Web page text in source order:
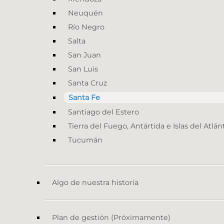
Neuquén
Río Negro
Salta
San Juan
San Luis
Santa Cruz
Santa Fe
Santiago del Estero
Tierra del Fuego, Antártida e Islas del
Tucumán
Algo de nuestra historia
Plan de gestión (Próximamente)